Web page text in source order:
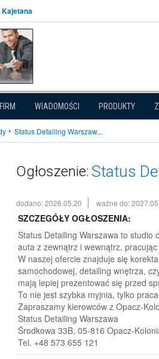
Kajetana
WIADOMOŚCI PRODUKTY
Status Detailing Warszaw...
Ogłoszenie: Status
dodano: 2026.05.20 ważne do:
SZCZEGÓŁY OGŁOSZENIA:
Status Detailing Warszawa to studio
auta z zewnątrz i wewnątrz,
W naszej ofercie znajduje się
samochodowej, detailing wnętrza,
mają lepiej prezentować się przed
To nie jest szybka myjnia, tylko
Zapraszamy kierowców z Opacz-
Status Detailing Warszawa
Środkowa 33B, 05-816 Opacz-
Tel. +48 573 655 121